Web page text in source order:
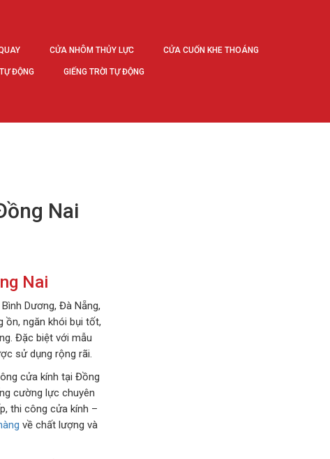
CỬA NHÔM THỦY LỰC CỬA CUỐN KHE THOÁNG
ĐỘNG GIẾNG TRỜI TỰ ĐỘNG
Nai
Nai
Dương, Đà Nẵng,
ồn, ngăn khói bụi tốt,
Đặc biệt với mẫu
sử dụng rộng rãi.
cửa kính tại Đồng
cường lực chuyên
thi công cửa kính –
về chất lượng và